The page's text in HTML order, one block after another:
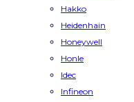
Hakko
Heidenhain
Honeywell
Honle
Idec
Infineon